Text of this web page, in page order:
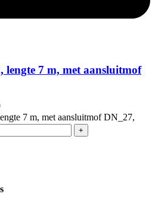
lengte 7 m, met aansluitmof
7 m, met aansluitmof DN_27,
+